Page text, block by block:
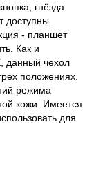
гнёзда
доступны.
- планшет
Как и
данный чехол
положениях.
режима
кожи. Имеется
для